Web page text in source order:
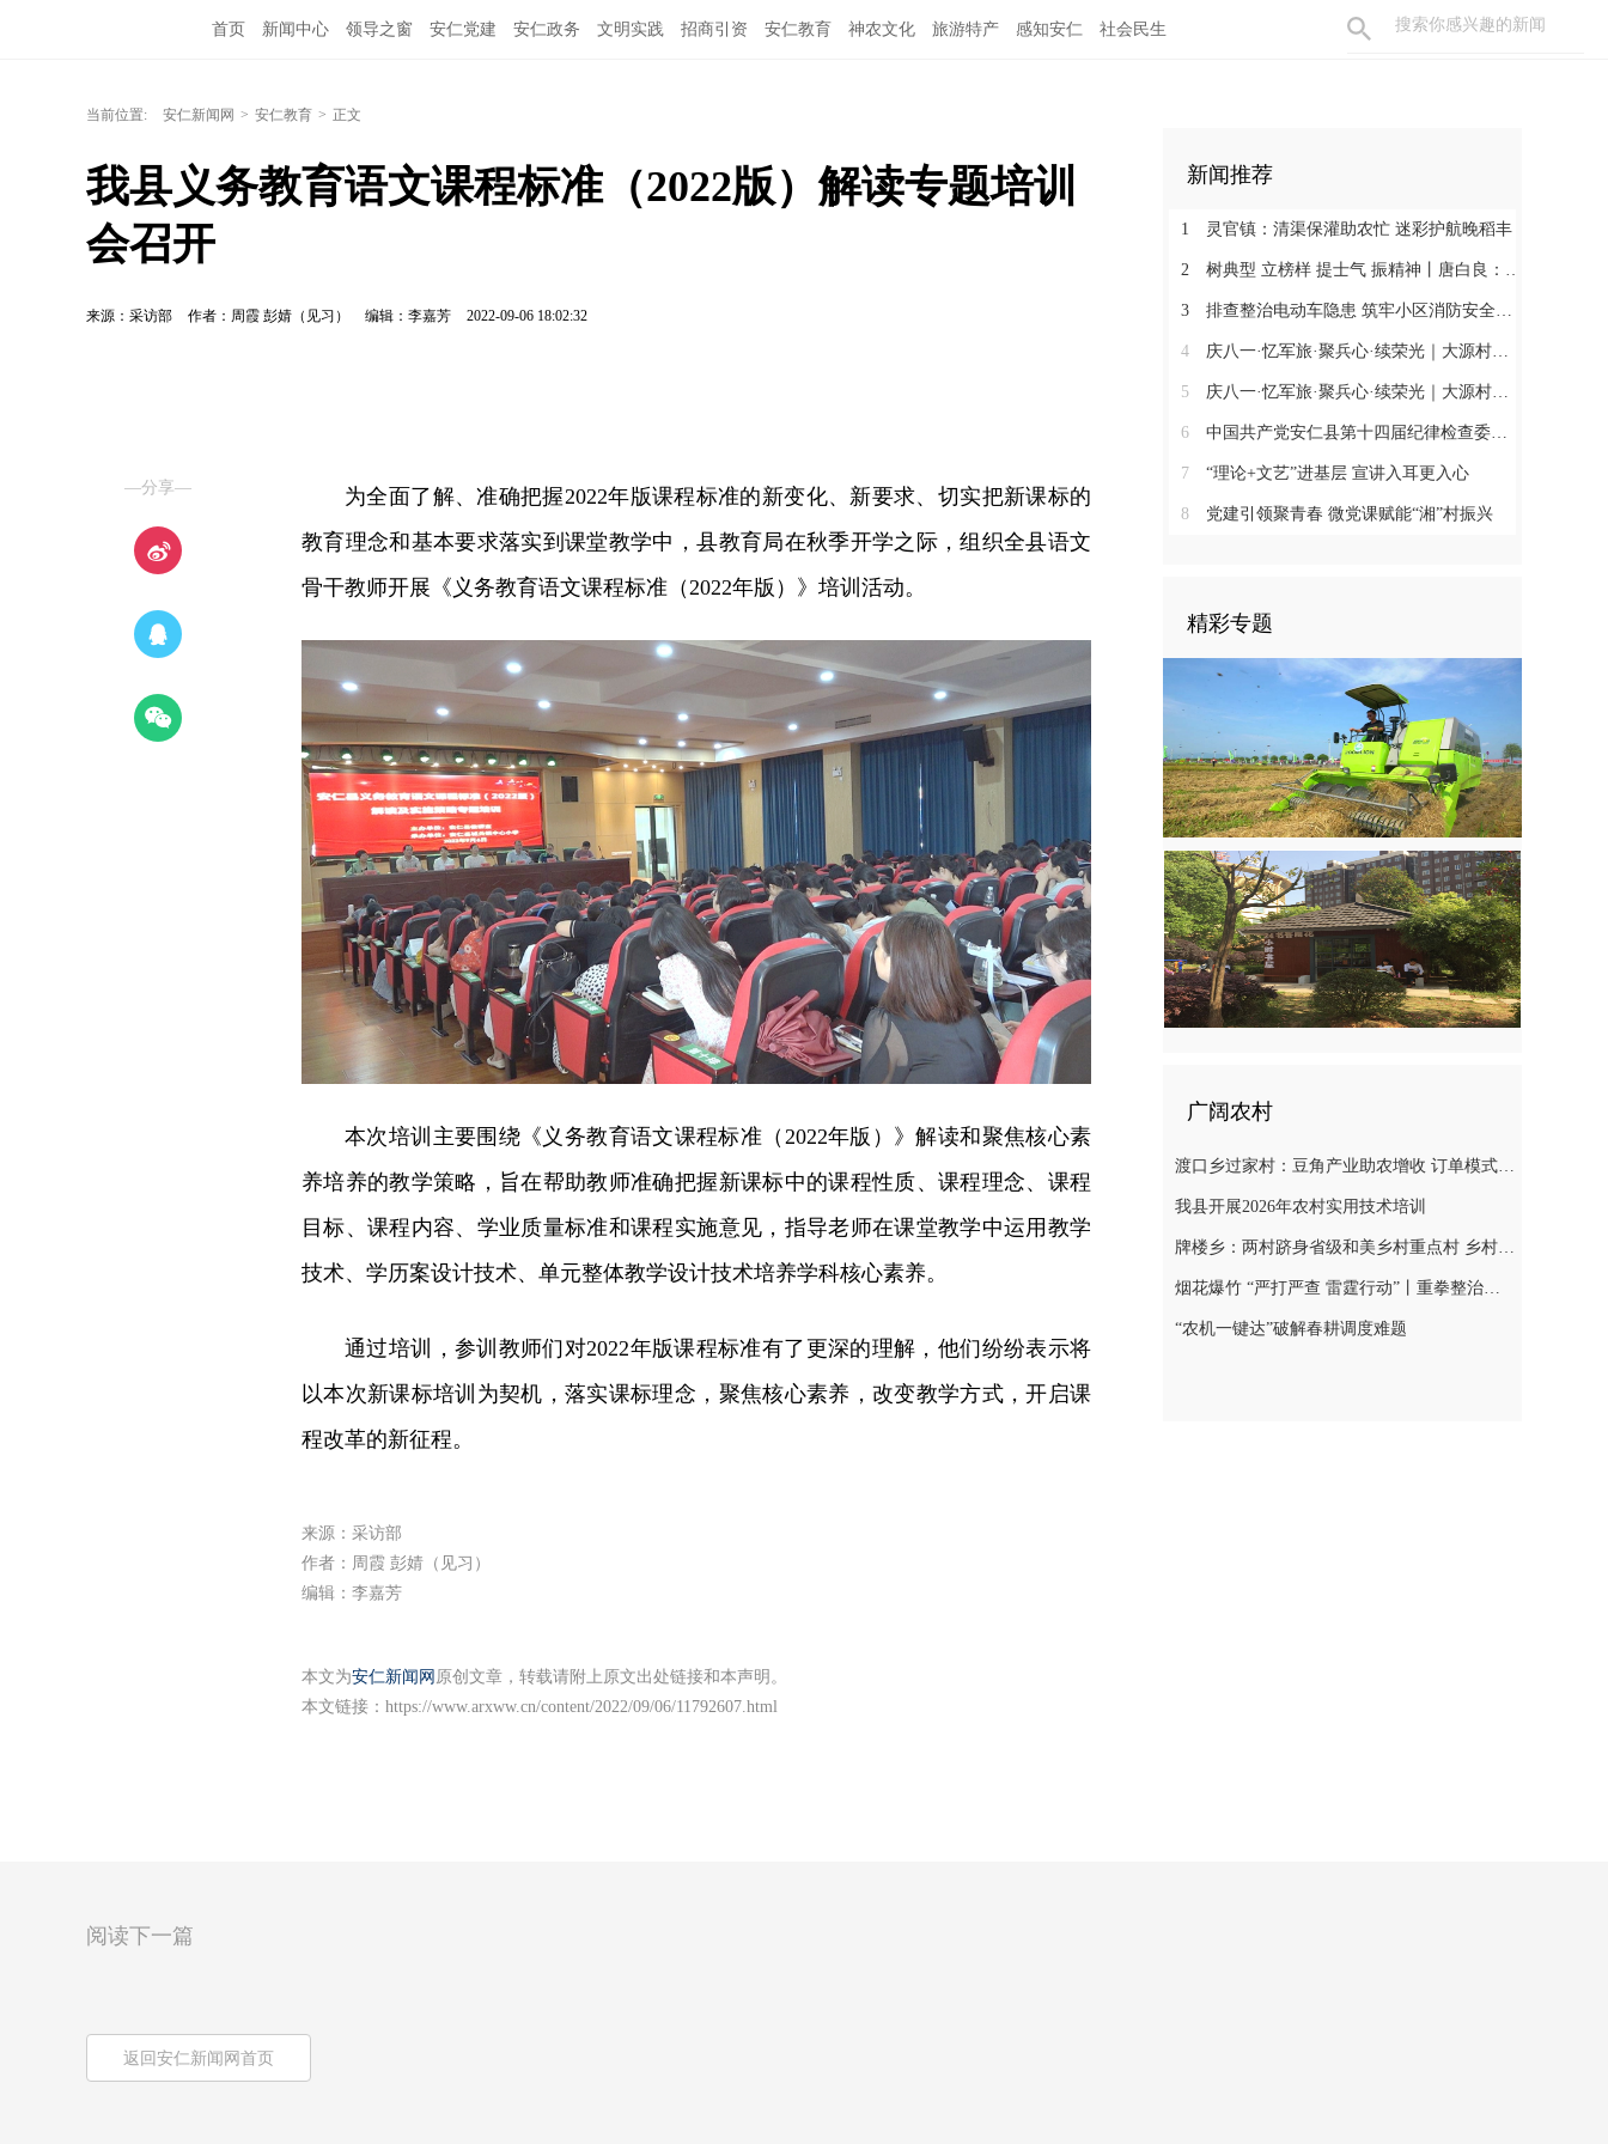
首页 新闻中心 领导之窗 安仁党建 安仁政务 文明实践 招商引资 安仁教育 神农文化 旅游特产 感知安仁 社会民生
当前位置: 安仁新闻网 > 安仁教育 > 正文
我县义务教育语文课程标准（2022版）解读专题培训
会召开
来源：采访部 作者：周霞 彭婧（见习） 编辑：李嘉芳 2022-09-06 18:02:32
—分享—
为全面了解、准确把握2022年版课程标准的新变化、新要求、切实把新课标的
教育理念和基本要求落实到课堂教学中，县教育局在秋季开学之际，组织全县语文
骨干教师开展《义务教育语文课程标准（2022年版）》培训活动。
本次培训主要围绕《义务教育语文课程标准（2022年版）》解读和聚焦核心素
养培养的教学策略，旨在帮助教师准确把握新课标中的课程性质、课程理念、课程
目标、课程内容、学业质量标准和课程实施意见，指导老师在课堂教学中运用教学
技术、学历案设计技术、单元整体教学设计技术培养学科核心素养。
通过培训，参训教师们对2022年版课程标准有了更深的理解，他们纷纷表示将
以本次新课标培训为契机，落实课标理念，聚焦核心素养，改变教学方式，开启课
程改革的新征程。
来源：采访部
作者：周霞 彭婧（见习）
编辑：李嘉芳
本文为安仁新闻网 原创文章，转载请附上原文出处链接和本声明。
本文链接： https://www.arxww.cn/content/2022/09/06/11792607.html
新闻推荐
1 灵官镇：清渠保灌助农忙 迷彩护航晚稻丰
2 树典型 立榜样 提士气 振精神丨唐白良：三十载丹心映党徽 一腔热血暖万家
3 排查整治电动车隐患 筑牢小区消防安全防线
4 庆八一·忆军旅·聚兵心·续荣光｜大源村退役军人共话初心
5 庆八一·忆军旅·聚兵心·续荣光｜大源村退役军人共话初心
6 中国共产党安仁县第十四届纪律检查委员会召开第一次全体会议
7 “理论+文艺”进基层 宣讲入耳更入心
8 党建引领聚青春 微党课赋能“湘”村振兴
精彩专题
广阔农村
渡口乡过家村：豆角产业助农增收 订单模式铺就致富路
我县开展2026年农村实用技术培训
牌楼乡：两村跻身省级和美乡村重点村 乡村振兴迎来“加速跑”
烟花爆竹 “严打严查 雷霆行动”丨重拳整治非法储存烟花爆竹 筑牢辖区安全防线
“农机一键达”破解春耕调度难题
阅读下一篇
返回安仁新闻网首页